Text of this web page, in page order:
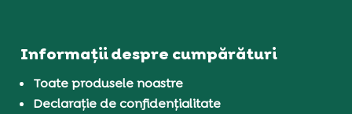
Informații despre cumpărături
Toate produsele noastre
Declarație de confidențialitate